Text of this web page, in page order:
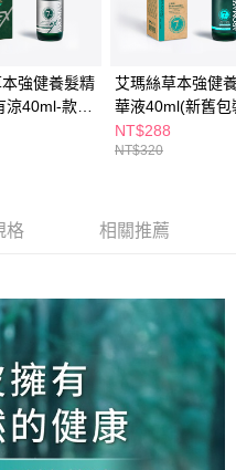
仍視為有效，需透過AFTEE先享
support/home
AFTEE先享後付」服務完成之交
個別帳號之用戶狀況，依本公司即
足之情形，本公司將視審查結果
註冊。若發現惡意使用之情形，
使用額度並採取法律行動。
費
費
費
費
)
費
強健養髮精
40ml-款式
艾瑪絲草本強健
華液40ml(新舊包
機出貨)
NT$288
NT$320
格 相關推薦